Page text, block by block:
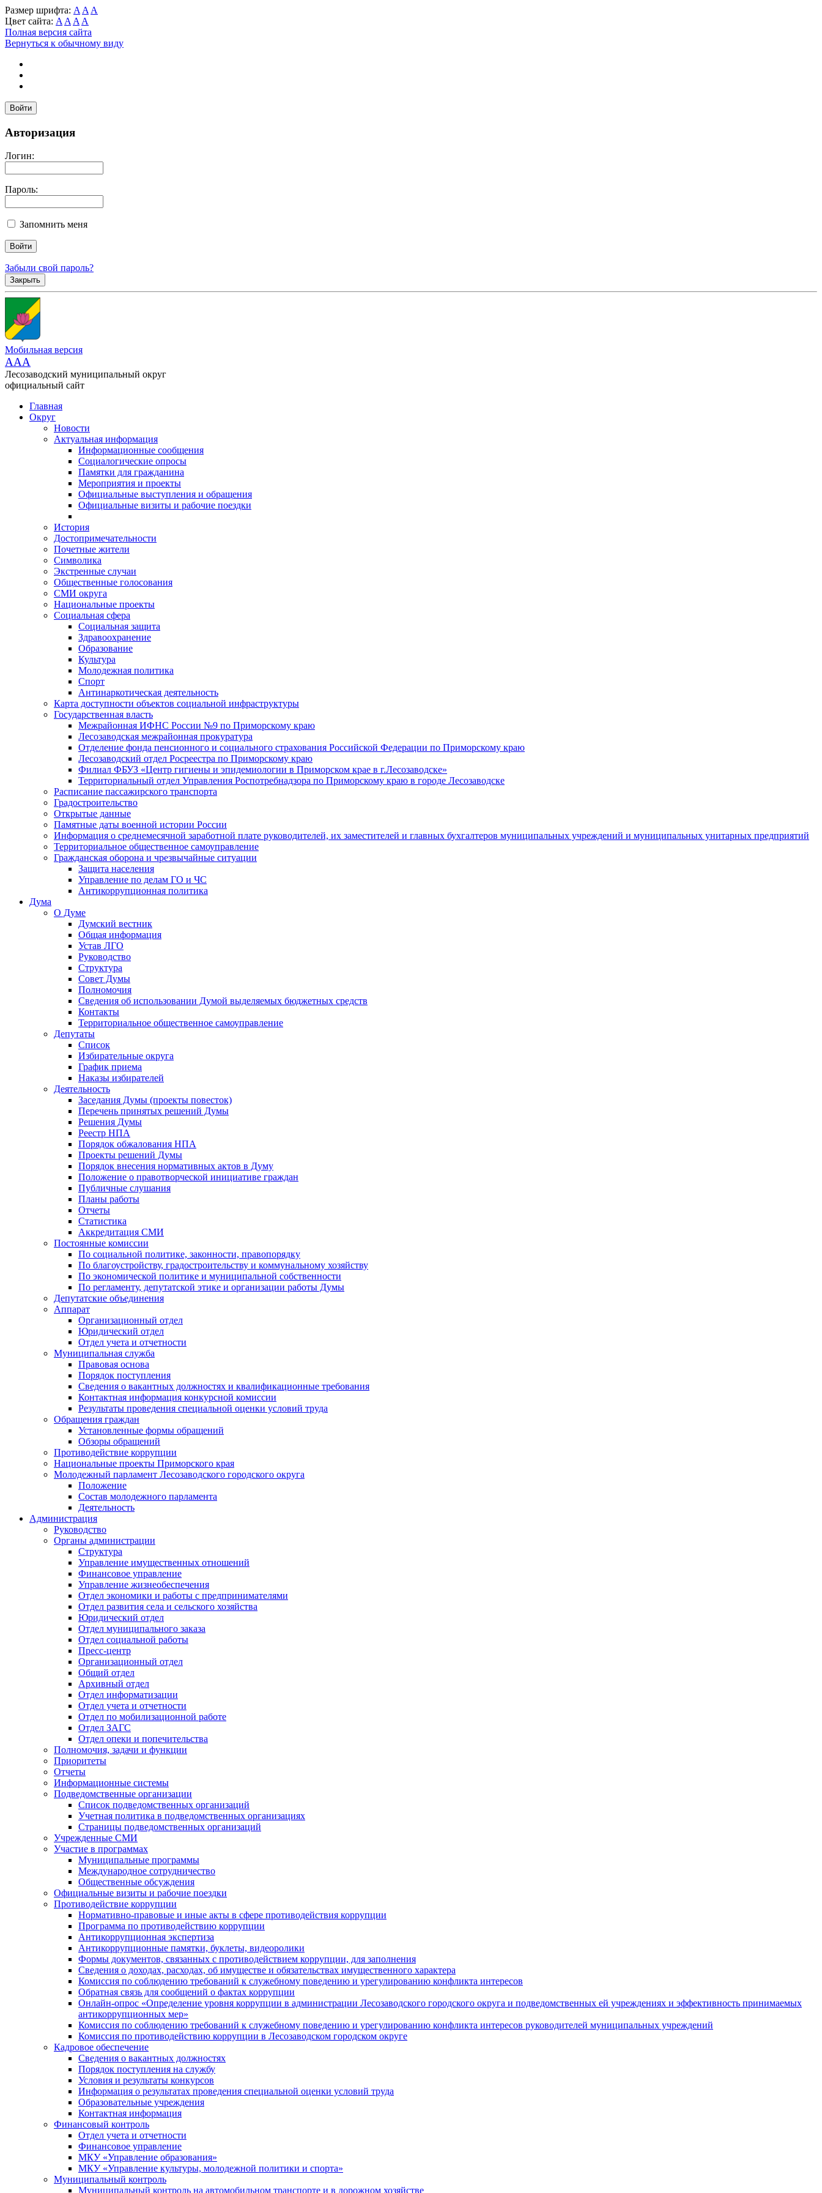
Размер шрифта: A A A
Цвет сайта: A A A A
Полная версия сайта
Вернуться к обычному виду
Войти
Авторизация
Логин:
Пароль:
Запомнить меня
Забыли свой пароль?
Закрыть
Мобильная версия
AAA
Лесозаводский муниципальный округ
официальный сайт
Главная
Округ
Новости
Актуальная информация
Информационные сообщения
Социалогические опросы
Памятки для гражданина
Мероприятия и проекты
Официальные выступления и обращения
Официальные визиты и рабочие поездки
История
Достопримечательности
Почетные жители
Символика
Экстренные случаи
Общественные голосования
СМИ округа
Национальные проекты
Социальная сфера
Социальная защита
Здравоохранение
Образование
Культура
Молодежная политика
Спорт
Антинаркотическая деятельность
Карта доступности объектов социальной инфраструктуры
Государственная власть
Межрайонная ИФНС России №9 по Приморскому краю
Лесозаводская межрайонная прокуратура
Отделение фонда пенсионного и социального страхования Российской Федерации по Приморскому краю
Лесозаводский отдел Росреестра по Приморскому краю
Филиал ФБУЗ «Центр гигиены и эпидемиологии в Приморском крае в г.Лесозаводске»
Территориальный отдел Управления Роспотребнадзора по Приморскому краю в городе Лесозаводске
Расписание пассажирского транспорта
Градостроительство
Открытые данные
Памятные даты военной истории России
Информация о среднемесячной заработной плате руководителей, их заместителей и главных бухгалтеров муниципальных учреждений и муниципальных унитарных предприятий
Территориальное общественное самоуправление
Гражданская оборона и чрезвычайные ситуации
Защита населения
Управление по делам ГО и ЧС
Антикоррупционная политика
Дума
О Думе
Думский вестник
Общая информация
Устав ЛГО
Руководство
Структура
Совет Думы
Полномочия
Сведения об использовании Думой выделяемых бюджетных средств
Контакты
Территориальное общественное самоуправление
Депутаты
Список
Избирательные округа
График приема
Наказы избирателей
Деятельность
Заседания Думы (проекты повесток)
Перечень принятых решений Думы
Решения Думы
Реестр НПА
Порядок обжалования НПА
Проекты решений Думы
Порядок внесения нормативных актов в Думу
Положение о правотворческой инициативе граждан
Публичные слушания
Планы работы
Отчеты
Статистика
Аккредитация СМИ
Постоянные комиссии
По социальной политике, законности, правопорядку
По благоустройству, градостроительству и коммунальному хозяйству
По экономической политике и муниципальной собственности
По регламенту, депутатской этике и организации работы Думы
Депутатские объединения
Аппарат
Организационный отдел
Юридический отдел
Отдел учета и отчетности
Муниципальная служба
Правовая основа
Порядок поступления
Сведения о вакантных должностях и квалификационные требования
Контактная информация конкурсной комиссии
Результаты проведения специальной оценки условий труда
Обращения граждан
Установленные формы обращений
Обзоры обращений
Противодействие коррупции
Национальные проекты Приморского края
Молодежный парламент Лесозаводского городского округа
Положение
Состав молодежного парламента
Деятельность
Администрация
Руководство
Органы администрации
Структура
Управление имущественных отношений
Финансовое управление
Управление жизнеобеспечения
Отдел экономики и работы с предпринимателями
Отдел развития села и сельского хозяйства
Юридический отдел
Отдел муниципального заказа
Отдел социальной работы
Пресс-центр
Организационный отдел
Общий отдел
Архивный отдел
Отдел информатизации
Отдел учета и отчетности
Отдел по мобилизационной работе
Отдел ЗАГС
Отдел опеки и попечительства
Полномочия, задачи и функции
Приоритеты
Отчеты
Информационные системы
Подведомственные организации
Список подведомственных организаций
Учетная политика в подведомственных организациях
Страницы подведомственных организаций
Учрежденные СМИ
Участие в программах
Муниципальные программы
Международное сотрудничество
Общественные обсуждения
Официальные визиты и рабочие поездки
Противодействие коррупции
Нормативно-правовые и иные акты в сфере противодействия коррупции
Программа по противодействию коррупции
Антикоррупционная экспертиза
Антикоррупционные памятки, буклеты, видеоролики
Формы документов, связанных с противодействием коррупции, для заполнения
Сведения о доходах, расходах, об имуществе и обязательствах имущественного характера
Комиссия по соблюдению требований к служебному поведению и урегулированию конфликта интересов
Обратная связь для сообщений о фактах коррупции
Онлайн-опрос «Определение уровня коррупции в администрации Лесозаводского городского округа и подведомственных ей учреждениях и эффективность принимаемых
антикоррупционных мер»
Комиссия по соблюдению требований к служебному поведению и урегулированию конфликта интересов руководителей муниципальных учреждений
Комиссия по противодействию коррупции в Лесозаводском городском округе
Кадровое обеспечение
Сведения о вакантных должностях
Порядок поступления на службу
Условия и результаты конкурсов
Информация о результатах проведения специальной оценки условий труда
Образовательные учреждения
Контактная информация
Финансовый контроль
Отдел учета и отчетности
Финансовое управление
МКУ «Управление образования»
МКУ «Управление культуры, молодежной политики и спорта»
Муниципальный контроль
Муниципальный контроль на автомобильном транспорте и в дорожном хозяйстве